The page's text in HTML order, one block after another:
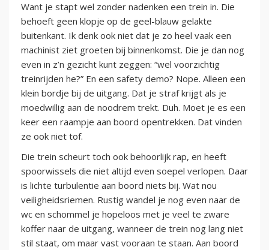
Want je stapt wel zonder nadenken een trein in. Die
behoeft geen klopje op de geel-blauw gelakte
buitenkant. Ik denk ook niet dat je zo heel vaak een
machinist ziet groeten bij binnenkomst. Die je dan nog
even in z’n gezicht kunt zeggen: “wel voorzichtig
treinrijden he?” En een safety demo? Nope. Alleen een
klein bordje bij de uitgang. Dat je straf krijgt als je
moedwillig aan de noodrem trekt. Duh. Moet je es een
keer een raampje aan boord opentrekken. Dat vinden
ze ook niet tof.
Die trein scheurt toch ook behoorlijk rap, en heeft
spoorwissels die niet altijd even soepel verlopen. Daar
is lichte turbulentie aan boord niets bij. Wat nou
veiligheidsriemen. Rustig wandel je nog even naar de
wc en schommel je hopeloos met je veel te zware
koffer naar de uitgang, wanneer de trein nog lang niet
stil staat, om maar vast vooraan te staan. Aan boord